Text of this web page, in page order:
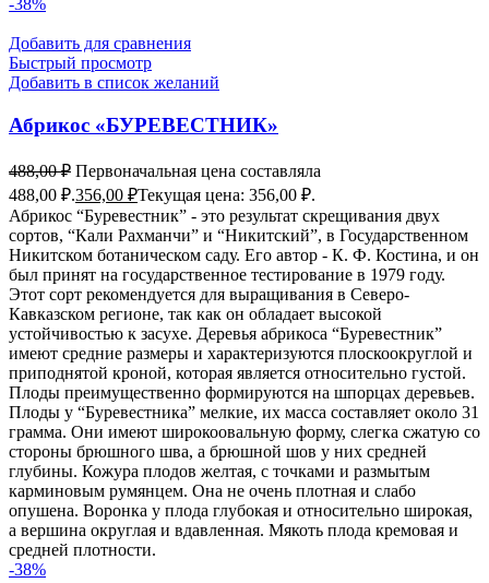
-38%
Добавить для сравнения
Быстрый просмотр
Добавить в список желаний
Абрикос «БУРЕВЕСТНИК»
488,00₽ Первоначальная цена составляла
488,00 ₽.356,00 ₽Текущая цена: 356,00 ₽.
Абрикос “Буревестник” - это результат скрещивания двух
сортов, “Кали Рахманчи” и “Никитский”, в Государственном
Никитском ботаническом саду. Его автор - К. Ф. Костина, и он
был принят на государственное тестирование в 1979 году.
Этот сорт рекомендуется для выращивания в Северо-
Кавказском регионе, так как он обладает высокой
устойчивостью к засухе. Деревья абрикоса “Буревестник”
имеют средние размеры и характеризуются плоскоокруглой и
приподнятой кроной, которая является относительно густой.
Плоды преимущественно формируются на шпорцах деревьев.
Плоды у “Буревестника” мелкие, их масса составляет около 31
грамма. Они имеют широкоовальную форму, слегка сжатую со
стороны брюшного шва, а брюшной шов у них средней
глубины. Кожура плодов желтая, с точками и размытым
карминовым румянцем. Она не очень плотная и слабо
опушена. Воронка у плода глубокая и относительно широкая,
а вершина округлая и вдавленная. Мякоть плода кремовая и
средней плотности.
-38%